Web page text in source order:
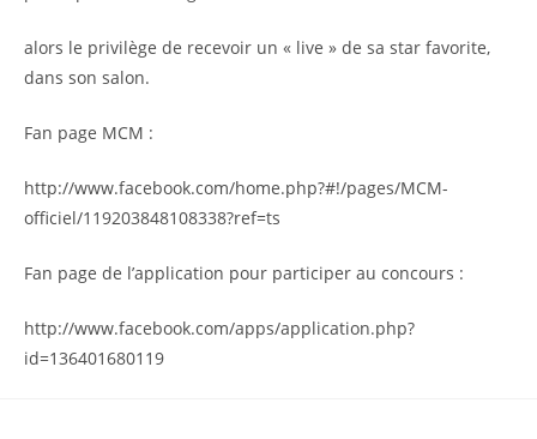
alors le privilège de recevoir un « live » de sa star favorite,
dans son salon.
Fan page MCM :
http://www.facebook.com/home.php?#!/pages/MCM-
officiel/119203848108338?ref=ts
Fan page de l’application pour participer au concours :
http://www.facebook.com/apps/application.php?
id=136401680119